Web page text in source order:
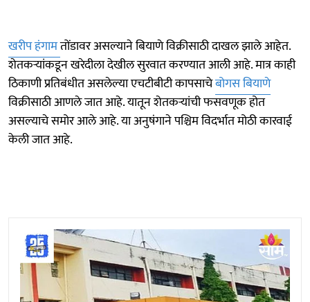
खरीप हंगामतोंडावर असल्याने बियाणे विक्रीसाठी दाखल झाले आहेत.
शेतकऱ्यांकडून खरेदीला देखील सुरवात करण्यात आली आहे. मात्र काही
ठिकाणी प्रतिबंधीत असलेल्या एचटीबीटी कापसाचेबोगस बियाणे
विक्रीसाठी आणले जात आहे. यातून शेतकऱ्यांची फसवणूक होत
असल्याचे समोर आले आहे. या अनुषंगाने पश्चिम विदर्भात मोठी कारवाई
केली जात आहे.